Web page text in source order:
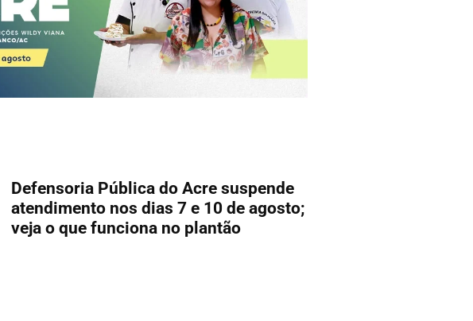
Defensoria Pública do Acre suspende
atendimento nos dias 7 e 10 de agosto;
veja o que funciona no plantão